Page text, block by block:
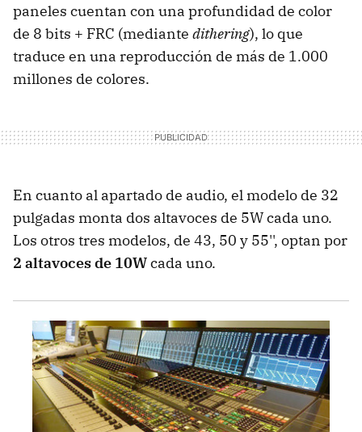
paneles cuentan con una profundidad de color
de 8 bits + FRC (mediante dithering), lo que
traduce en una reproducción de más de 1.000
millones de colores.
En cuanto al apartado de audio, el modelo de 32
pulgadas monta dos altavoces de 5W cada uno.
Los otros tres modelos, de 43, 50 y 55'', optan por
2 altavoces de 10Wcada uno.